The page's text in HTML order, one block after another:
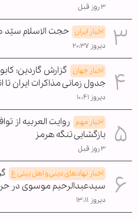
۳ روز قبل
اخبار ایران حجت الاسلام سیّد
دیروز ۲۰:۳۷
اخبار جهان گزارش گاردین:
جدول زمانی مذاکرات ایران تا
دیروز ۱۰:۴۱
اخبار مهم روایت العربیه از
بازگشایی تنگه هرمز
۳ روز قبل
اخبار نهادهای دینی و اهل بیتی ع
سیدعبدالرحیم موسوی در
دیروز ۱۳:۱۱